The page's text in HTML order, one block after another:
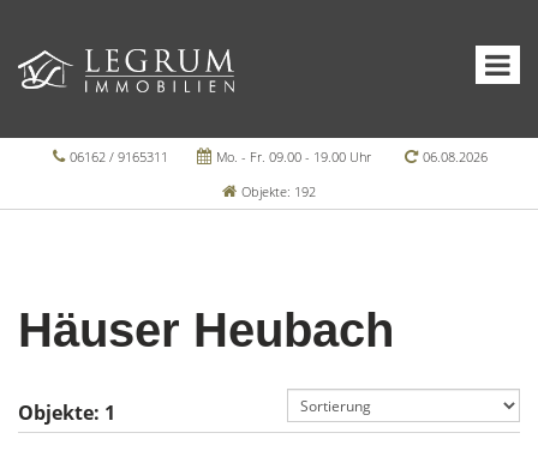
06162 / 9165311 Mo. - Fr. 09.00 - 19.00 Uhr
06.08.2026
Objekte: 192
Häuser Heubach
Objekte: 1